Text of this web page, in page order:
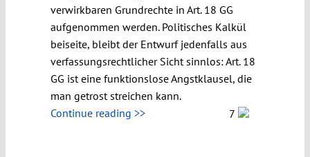
verwirkbaren Grundrechte in Art. 18 GG
aufgenommen werden. Politisches Kalkül
beiseite, bleibt der Entwurf jedenfalls aus
verfassungsrechtlicher Sicht sinnlos: Art. 18
GG ist eine funktionslose Angstklausel, die
man getrost streichen kann.
Continue reading >>
7